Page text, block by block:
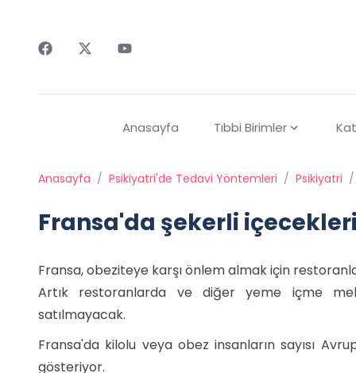
Anasayfa Tıbbi Birimler
Anasayfa / Psikiyatri'de Tedavi Yöntemleri / Psikiyatri /
Fransa'da şekerli
Fransa, obeziteye karşı önlem almak için
Artık restoranlarda ve diğer yeme içme
satılmayacak.
Fransa'da kilolu veya obez insanların sayısı
gösteriyor.